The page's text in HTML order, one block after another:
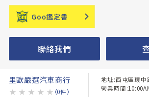
Goo鑑定書
聯絡我們
里歐嚴選汽車商行
★ ★ ★ ★ ★ （0件）
地址:西屯區環中
營業時間